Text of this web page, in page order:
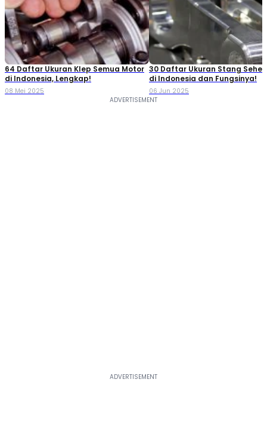
64 Daftar Ukuran Klep Semua Motor
di Indonesia, Lengkap!
08 Mei 2025
30 Daftar Ukuran Stang
di Indonesia dan Fungsinya!
06 Jun 2025